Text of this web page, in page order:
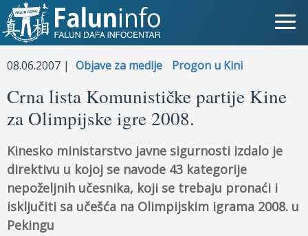
Šta je Falun Gong?
Zašto progon?
Objave za medije
Lična iskustva
Najnovije vesti
08.06.2007 | Objave za medije Progon u Kini
Crna lista Komunističke partije Kine
za Olimpijske igre 2008.
Kinesko ministarstvo javne sigurnosti izdalo je
direktivu u kojoj se navode 43 kategorije
nepoželjnih učesnika, koji se trebaju pronaći i
isključiti sa učešća na Olimpijskim igrama 2008. u
Pekingu